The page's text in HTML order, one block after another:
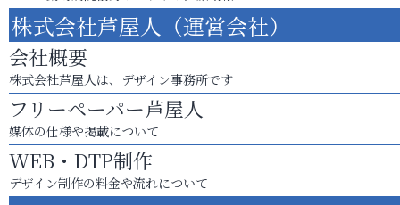
株式会社芦屋人（運営会社）
会社概要
株式会社芦屋人は、デザイン事務所です
フリーペーパー芦屋人
媒体の仕様や掲載について
WEB・DTP制作
デザイン制作の料金や流れについて